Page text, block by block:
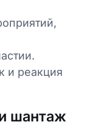
и реакция
шантаж